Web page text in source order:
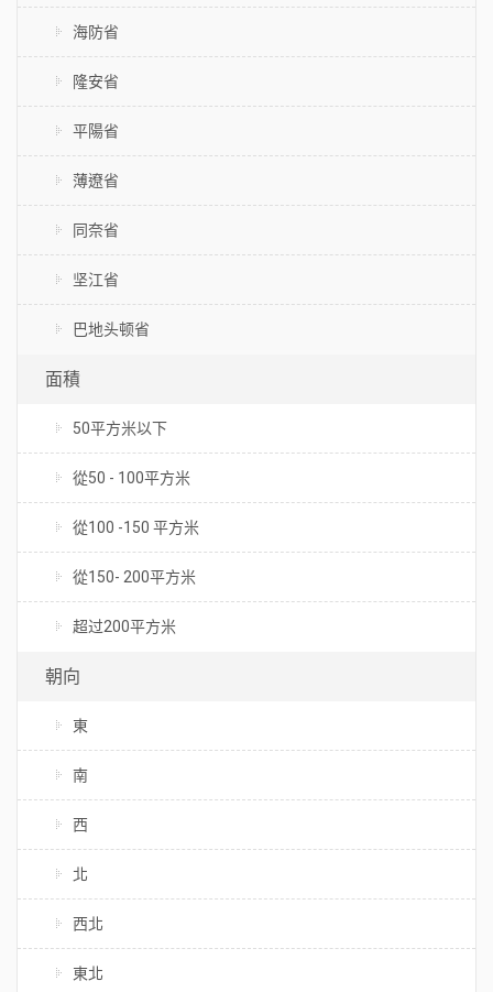
海防省
隆安省
平陽省
薄遼省
同奈省
坚江省
巴地头顿省
面積
50平方米以下
從50 - 100平方米
從100 -150 平方米
從150- 200平方米
超过200平方米
朝向
東
南
西
北
西北
東北